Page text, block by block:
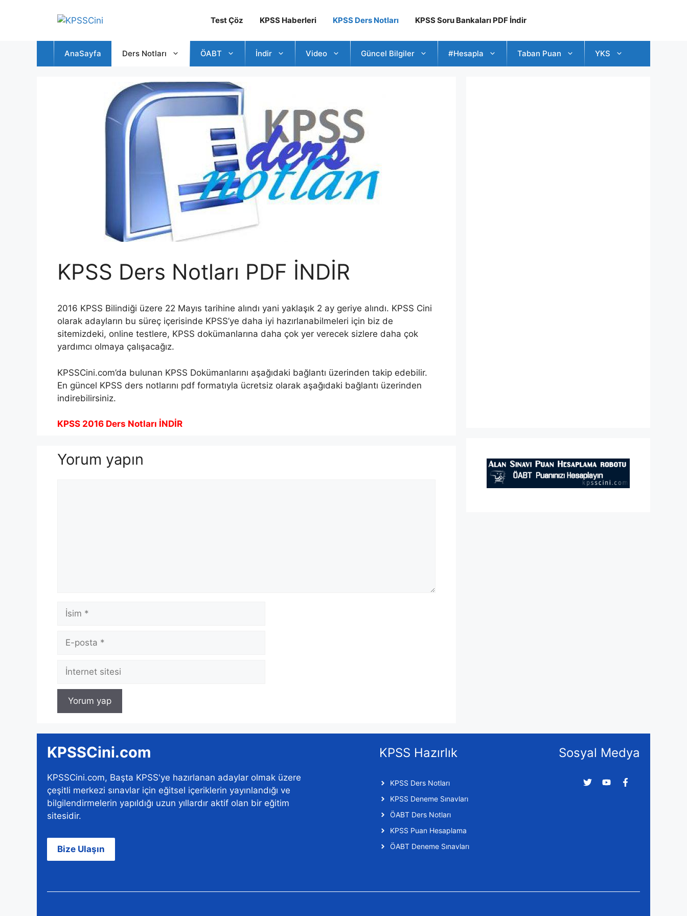
Test Çöz KPSS Haberleri KPSS Ders Notları KPSS Soru Bankaları PDF İndir
AnaSayfa Ders Notları ÖABT İndir Video Güncel Bilgiler #Hesapla Taban Puan YKS
KPSS Ders Notları PDF İNDİR
2016 KPSS Bilindiği üzere 22 Mayıs tarihine alındı yani yaklaşık 2 ay geriye alındı. KPSS Cini
olarak adayların bu süreç içerisinde KPSS’ye daha iyi hazırlanabilmeleri için biz de
sitemizdeki, online testlere, KPSS dokümanlarına daha çok yer verecek sizlere daha çok
yardımcı olmaya çalışacağız.
KPSSCini.com’da bulunan KPSS Dokümanlarını aşağıdaki bağlantı üzerinden takip edebilir.
En güncel KPSS ders notlarını pdf formatıyla ücretsiz olarak aşağıdaki bağlantı üzerinden
indirebilirsiniz.
KPSS 2016 Ders Notları İNDİR
Yorum yapın
İsim
posta
İnternet
KPSSCini.com
KPSSCini.com, Başta KPSS'ye hazırlanan adaylar olmak üzere
çeşitli merkezi sınavlar için eğitsel içeriklerin yayınlandığı ve
bilgilendirmelerin yapıldığı uzun yıllardır aktif olan bir eğitim
sitesidir.
Bize Ulaşın
KPSS Hazırlık
KPSS Ders Notları
KPSS Deneme Sınavları
ÖABT Ders Notları
KPSS Puan Hesaplama
ÖABT Deneme Sınavları
Sosyal Medya